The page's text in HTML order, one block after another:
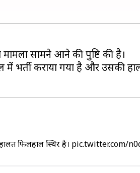
मामला सामने आने की पुष्टि की है।
कराया गया है और उसकी
फिलहाल स्थिर है। pic.twitter.com/